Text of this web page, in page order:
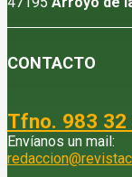
CONTACTO
Tfno. 983 32
Envíanos un mail: